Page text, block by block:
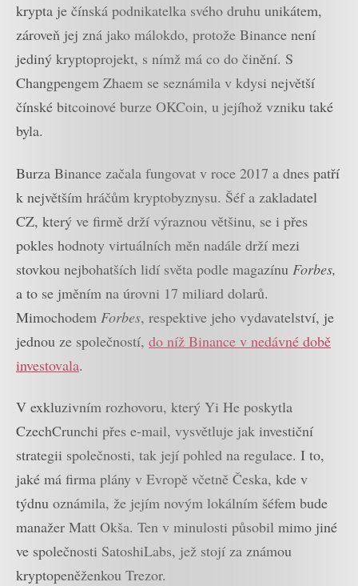
krypta je čínská podnikatelka svého druhu unikátem,
zároveň jej zná jako málokdo, protože Binance není
jediný kryptoprojekt, s nímž má co do činění. S
Changpengem Zhaem se seznámila v kdysi největší
čínské bitcoinové burze OKCoin, u jejíhož vzniku také
byla.
Burza Binance začala fungovat v roce 2017 a dnes patří
k největším hráčům kryptobyznysu. Šéf a zakladatel
CZ, který ve firmě drží výraznou většinu, se i přes
pokles hodnoty virtuálních měn nadále drží mezi
stovkou nejbohatších lidí světa podle magazínu Forbes,
a to se jměním na úrovni 17 miliard dolarů.
Mimochodem Forbes, respektive jeho vydavatelství, je
jednou ze společností, do níž Binance v nedávné době
investovala.
V exkluzivním rozhovoru, který Yi He poskytla
CzechCrunchi přes e-mail, vysvětluje jak investiční
strategii společnosti, tak její pohled na regulace. I to,
jaké má firma plány v Evropě včetně Česka, kde v
týdnu oznámila, že jejím novým lokálním šéfem bude
manažer Matt Okša. Ten v minulosti působil mimo jiné
ve společnosti SatoshiLabs, jež stojí za známou
kryptopeněženkou Trezor.